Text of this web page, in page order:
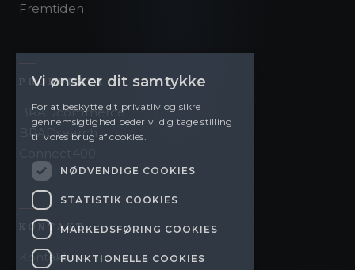
Fremtiden
PRODUKTER
BRADcommerce
BRADsearch
KONTAKT
Kontakt os
Vi ønsker dit samtykke
For at beskytte dit privatliv og sikre
gennemsigtighed beder vi dig tage stilling
til vores brug af cookies.
NØDVENDIGE COOKIES
STATISTIK COOKIES
MARKEDSFØRING COOKIES
FUNKTIONELLE COOKIES